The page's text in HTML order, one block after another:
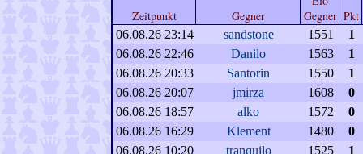
Zeitpunkt Gegner
Gegner Pkt
06.08.26 23:14 sandstone 1551
1
06.08.26 22:46
Danilo 1563
1
06.08.26 20:33
Santorin 1550
1
06.08.26 20:07
jmirza 1608
0
06.08.26 18:57
alko 1572
0
06.08.26 16:29
Klement 1480
0
06.08.26 10:20
tranquilo 1525
1